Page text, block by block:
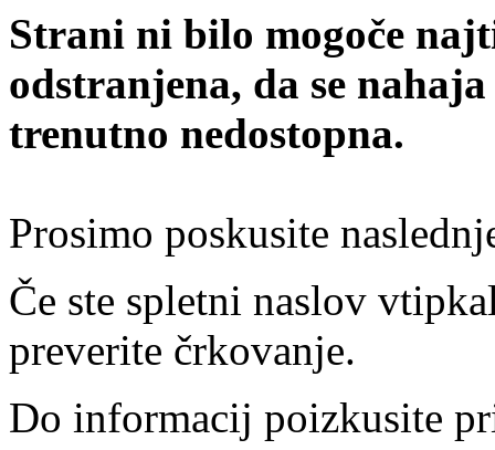
Strani ni bilo mogoče
odstranjena, da se
trenutno nedostopna.
Prosimo poskusite
Če ste spletni naslov
preverite črkovanje.
Do informacij poizkusite